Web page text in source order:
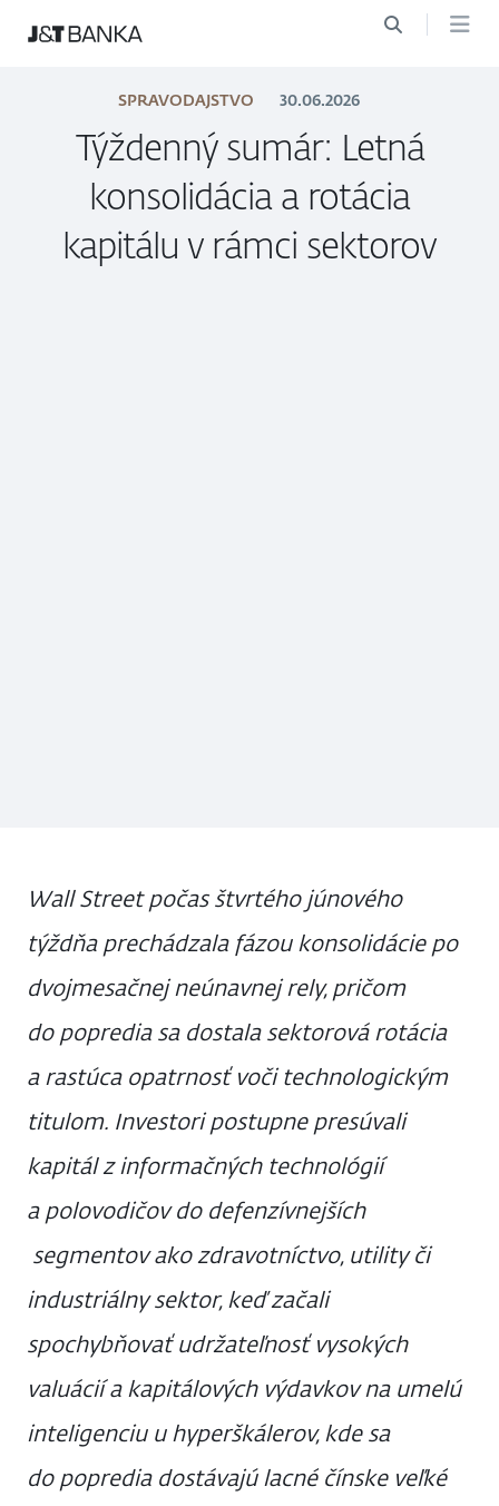
SPRAVODAJSTVO 30.06.2026
Týždenný sumár: Letná
konsolidácia a rotácia
kapitálu v rámci sektorov
Wall Street počas štvrtého júnového
týždňa prechádzala fázou konsolidácie po
dvojmesačnej neúnavnej rely, pričom
do popredia sa dostala sektorová rotácia
a rastúca opatrnosť voči technologickým
titulom. Investori postupne presúvali
kapitál z informačných technológií
a polovodičov do defenzívnejších
segmentov ako zdravotníctvo, utility či
industriálny sektor, keď začali
spochybňovať udržateľnosť vysokých
valuácií a kapitálových výdavkov na umelú
inteligenciu u hyperškálerov, kde sa
do popredia dostávajú lacné čínske veľké